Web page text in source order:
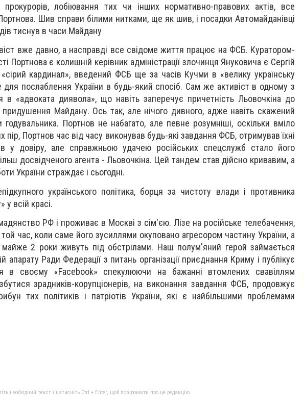
прокурорів, лобіювання тих чи інших нормативно-правових актів, все
Шив справи білими нитками, ще як шив, і посадки Автомайданівці
тиснув в часи Майдану
вже давно, а насправді все свідоме життя працює на ФСБ. Куратором-
Портнова є колишній керівник адміністрації злочинця Януковича є Сергій
кардинал», введений ФСБ ще за часів Кучми в «велику українську
для послаблення України в будь-який спосіб. Сам же активіст в одному з
в «адвоката диявола», що навіть заперечує причетність Льовочкіна до
Майдану. Ось так, але нічого дивного, адже навіть скажений
Портнов не набагато, але певне розумніші, оскільки вміло
пір, Портнов час від часу виконував будь-які завдання ФСБ, отримував їхні
у довіру, але справжньою удачею російських спецслужб стало його
досвідченого агента - Льовочкіна. Цей тандем став дійсно кривавим, а
України страждає і сьогодні.
українського політика, борця за чистоту влади і противника
у всій красі.
РФ і проживає в Москві з сім'єю. Лізе на російське телебачення,
той час, коли саме його зусиллями окуповано агресором частину України, а
2 роки живуть під обстрілами. Наш полум'яний герой займається
апарату Ради Федерації з питань організації приєднання Криму і публікує
в своєму «Facebook» спекулюючи на бажанні втомлених свавіллям
зрадників-корупціонерів, на виконання завдання ФСБ, продовжує
тих політиків і патріотів України, які є найбільшими проблемами
необхідний текст і натисніть Ctrl + Enter, щоб повідомити про це редакцію